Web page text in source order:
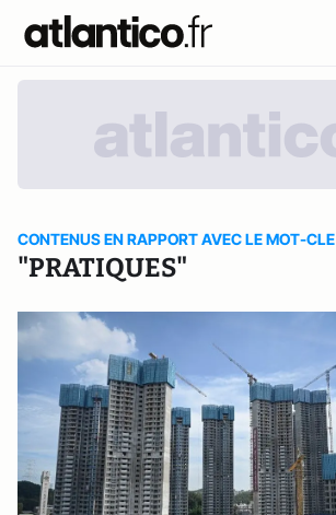
CONTENUS EN RAPPORT AVEC LE MOT-CLE
"PRATIQUES"